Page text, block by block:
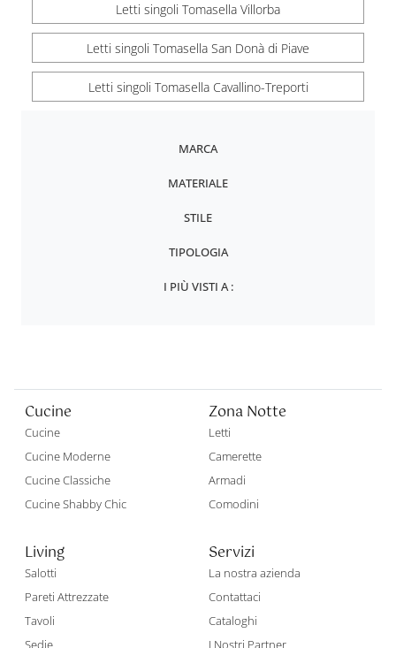
Letti singoli Tomasella Villorba
Letti singoli Tomasella San Donà di Piave
Letti singoli Tomasella Cavallino-Treporti
MARCA
MATERIALE
STILE
TIPOLOGIA
I PIÙ VISTI A :
Cucine
Cucine
Cucine Moderne
Cucine Classiche
Cucine Shabby Chic
Zona Notte
Letti
Camerette
Armadi
Comodini
Living
Salotti
Pareti Attrezzate
Tavoli
Sedie
Servizi
La nostra azienda
Contattaci
Cataloghi
I Nostri Partner